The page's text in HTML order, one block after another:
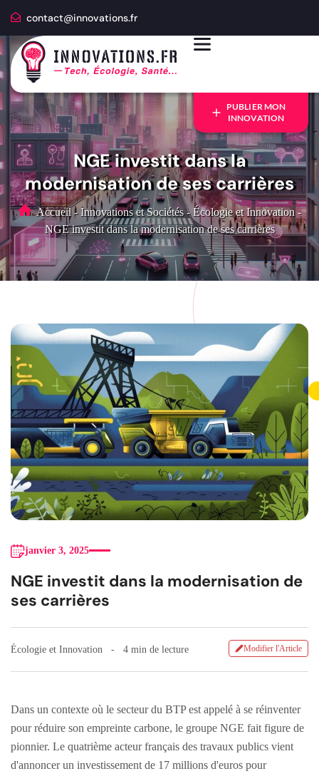
contact@innovations.fr
PUBLIER MON
INNOVATION
NGE investit dans la
modernisation de ses carrières
Accueil - Innovations et Sociétés - Écologie et Innovation -
NGE investit dans la modernisation de ses carrières
janvier 3, 2025
NGE investit dans la modernisation de
ses carrières
Écologie et Innovation 4 min de lecture Modifier l'Article
Dans un contexte où le secteur du BTP est appelé à se réinventer
pour réduire son empreinte carbone, le groupe NGE fait figure de
pionnier. Le quatrième acteur français des travaux publics vient
d'annoncer un investissement de 17 millions d'euros pour